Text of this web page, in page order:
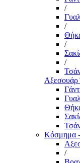
/
/
/
/
Αξεσουάρ
Κόσμημα -
/